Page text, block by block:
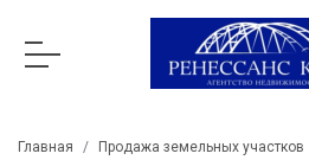
Главная
Продажа земельных участков